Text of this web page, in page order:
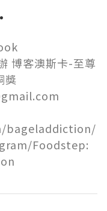
博客澳斯卡-至尊
獎
bageladdiction/
Foodstep: